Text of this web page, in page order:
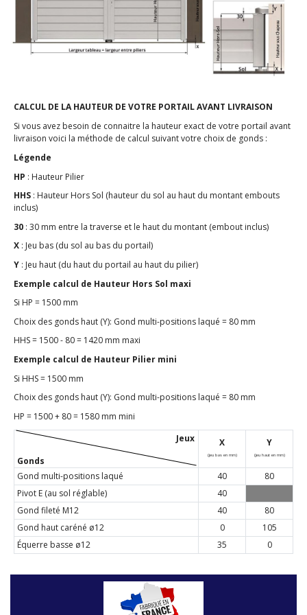
CALCUL DE LA HAUTEUR DE VOTRE PORTAIL AVANT LIVRAISON
Si vous avez besoin de connaitre la hauteur exact de votre portail avant
livraison voici la méthode de calcul suivant votre choix de gonds :
Légende
HP : Hauteur Pilier
HHS : Hauteur Hors Sol (hauteur du sol au haut du montant embouts
inclus)
30 : 30 mm entre la traverse et le haut du montant (embout inclus)
X : Jeu bas (du sol au bas du portail)
Y : Jeu haut (du haut du portail au haut du pilier)
Exemple calcul de Hauteur Hors Sol maxi
Si HP = 1500 mm
Choix des gonds haut (Y): Gond multi-positions laqué = 80 mm
HHS = 1500 - 80 = 1420 mm maxi
Exemple calcul de Hauteur Pilier mini
Si HHS = 1500 mm
Choix des gonds haut (Y): Gond multi-positions laqué = 80 mm
HP = 1500 + 80 = 1580 mm mini
Gonds
Jeux X
(jeu bas en mm)
Y
(jeu haut en mm)
Gond multi-positions laqué 40
80
Pivot E (au sol réglable)
40
Gond fileté M12
40
80
Gond haut caréné ø12
0
105
Équerre basse ø12
35 0